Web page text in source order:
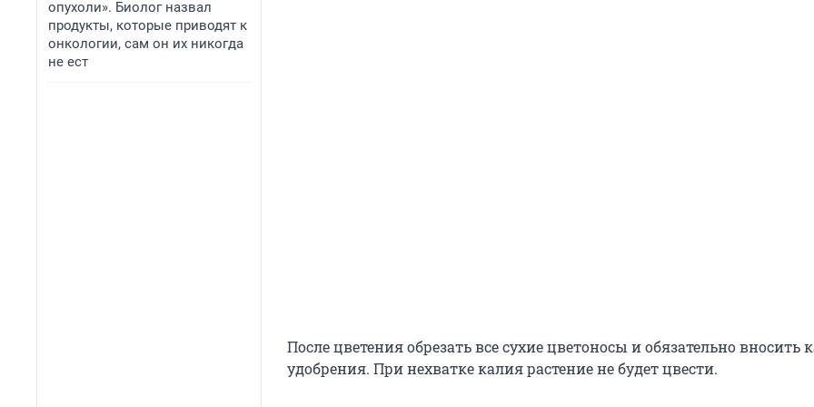
опухоли». Биолог назвал
продукты, которые приводят к
онкологии, сам он их никогда
не ест
После цветения обрезать все сухие цветоносы и обязательно вносить
удобрения. При нехватке калия растение не будет цвести.